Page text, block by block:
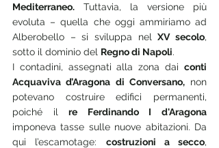
Mediterraneo. Tuttavia, la versione più
evoluta – quella che oggi ammiriamo ad
Alberobello – si sviluppa nel XV secolo,
sotto il dominio del Regno di Napoli.
I contadini, assegnati alla zona dai conti
Acquaviva d’Aragona di Conversano, non
potevano costruire edifici permanenti,
poiché il
imponeva tasse sulle nuove abitazioni. Da
qui l’escamotage: costruzioni a secco,